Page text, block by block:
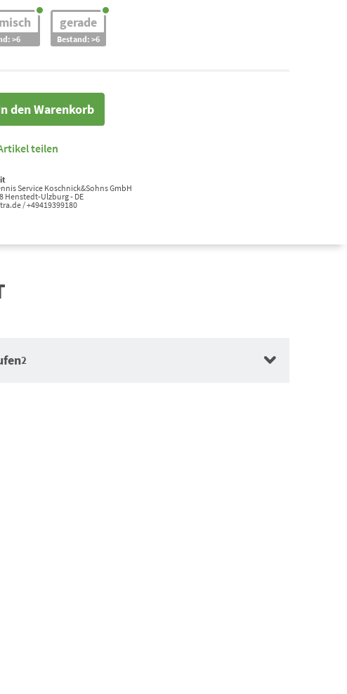
>6
gerade
Bestand: >6
den Warenkorb
teilen
Service Koschnick&Sohns GmbH
Henstedt-Ulzburg - DE
/ +49419399180
2